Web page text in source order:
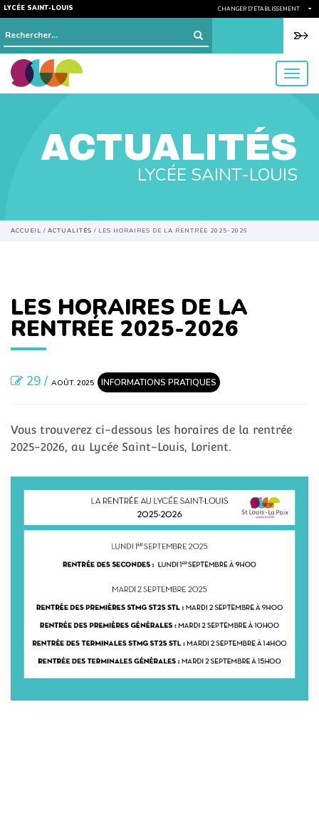
LYCÉE SAINT-LOUIS CHANGER D'ÉTABLISSEMENT
Rechercher :
menu
ACTUALITÉS
LYCÉE SAINT-LOUIS
ACCUEIL / ACTUALITÉS / LES HORAIRES DE LA RENTRÉE 2025-2026
LES HORAIRES DE LA
RENTRÉE 2025-2026
29 / AOÛT. 2025 INFORMATIONS PRATIQUES
Vous trouverez ci-dessous les horaires de la rentrée
2025-2026, au Lycée Saint-Louis, Lorient.